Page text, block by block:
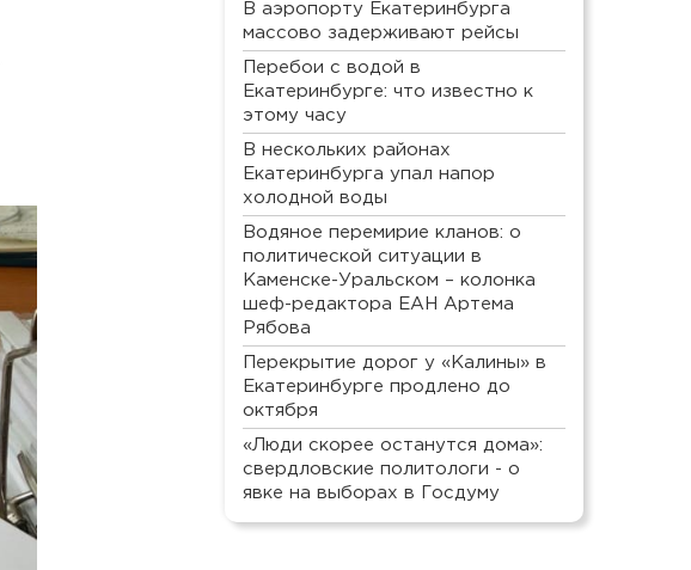
В аэропорту Екатеринбурга
массово задерживают рейсы
Перебои с водой в
Екатеринбурге: что известно к
этому часу
В нескольких районах
Екатеринбурга упал напор
холодной воды
Водяное перемирие кланов: о
политической ситуации в
Каменске-Уральском – колонка
шеф-редактора ЕАН Артема
Рябова
Перекрытие дорог у «Калины» в
Екатеринбурге продлено до
октября
«Люди скорее останутся дома»:
свердловские политологи - о
явке на выборах в Госдуму